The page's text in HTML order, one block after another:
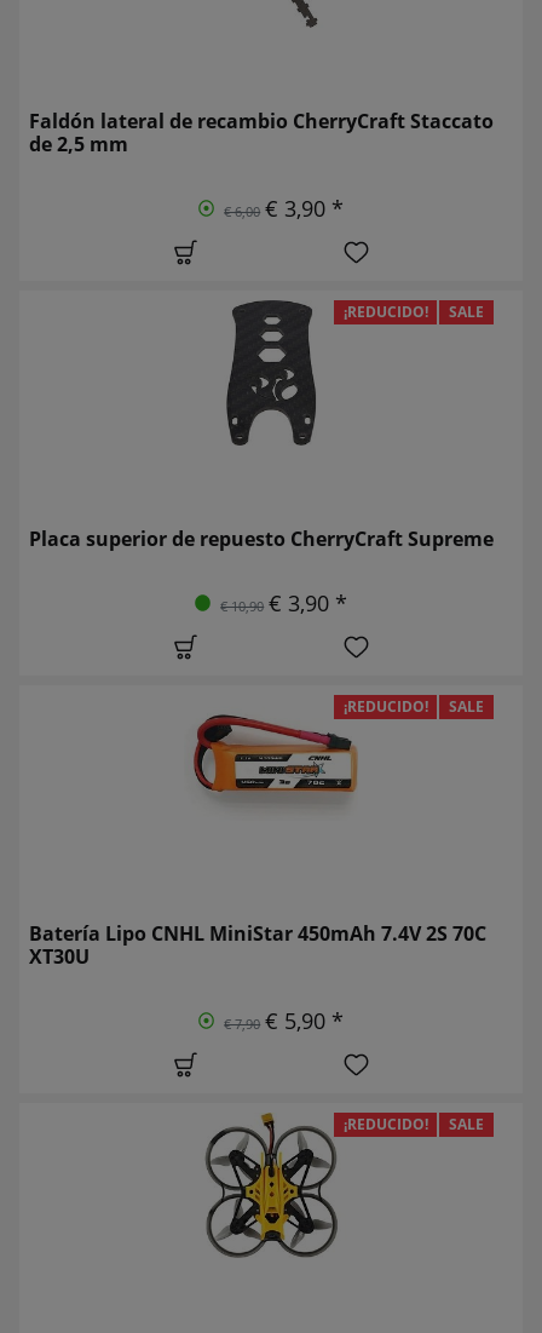
Faldón lateral de recambio CherryCraft Staccato
de 2,5 mm
€ 6,00 € 3,90 *
¡REDUCIDO! SALE
Placa superior de repuesto CherryCraft Supreme
€ 10,90 € 3,90 *
¡REDUCIDO! SALE
Batería Lipo CNHL MiniStar 450mAh 7.4V 2S 70C
XT30U
€ 7,90 € 5,90 *
¡REDUCIDO! SALE